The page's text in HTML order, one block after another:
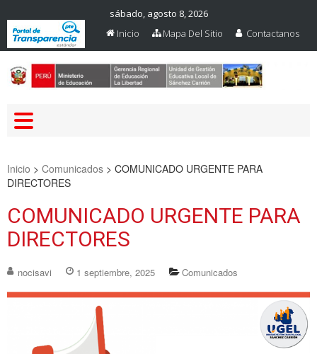
sábado, agosto 8, 2026
Inicio
Mapa Del Sitio Contactanos
Inicio > Comunicados > COMUNICADO URGENTE PARA
DIRECTORES
COMUNICADO URGENTE PARA
DIRECTORES
nocisavi 1 septiembre, 2025 Comunicados